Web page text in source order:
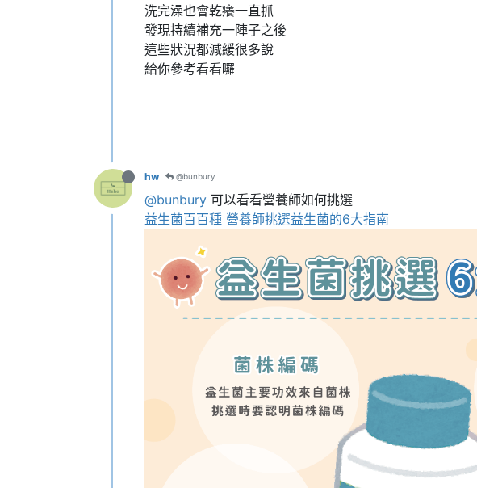
洗完澡也會乾癢一直抓
發現持續補充一陣子之後
這些狀況都減緩很多說
給你參考看看囉
hw @bunbury
@bunbury 可以看看營養師如何挑選
益生菌百百種 營養師挑選益生菌的6大指南